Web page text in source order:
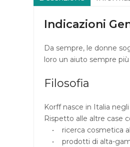
Indicazioni
Da sempre, le donne
loro un aiuto sempre
Filosofia
Korff nasce in Italia
Rispetto alle altre case
• ricerca cosmetica
• prodotti di alta-